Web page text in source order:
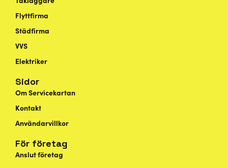
Flyttfirma
Städfirma
VVS
Elektriker
Sidor
Om Servicekartan
Kontakt
Användarvillkor
För företag
Anslut företag